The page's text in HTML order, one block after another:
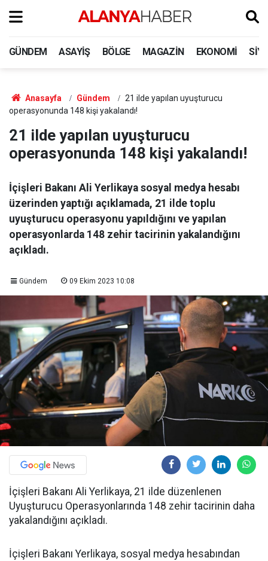
GÜNDEM ASAYIŞ BÖLGE MAGAZIN EKONOMI
Anasayfa Gündem
21 ilde yapılan uyuşturucu
operasyonunda 148 kişi yakalandı!
21 ilde yapılan uyuşturucu
operasyonunda 148 kişi yakalandı!
İçişleri Bakanı Ali Yerlikaya sosyal medya hesabı
üzerinden yaptığı açıklamada, 21 ilde toplu
uyuşturucu operasyonu yapıldığını ve yapılan
operasyonlarda 148 zehir tacirinin yakalandığını
açıkladı.
Gündem 09 Ekim 2023 10:08
İçişleri Bakanı Ali Yerlikaya, 21 ilde düzenlenen
Uyuşturucu Operasyonlarında 148 zehir tacirinin daha
yakalandığını açıkladı.
İçişleri Bakanı Yerlikaya, sosyal medya hesabından